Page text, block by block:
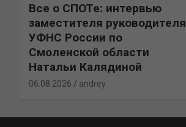
Все о СПОТе: интервью
заместителя руководителя
УФНС России по
Смоленской области
Натальи Калядиной
06.08.2026 andrey